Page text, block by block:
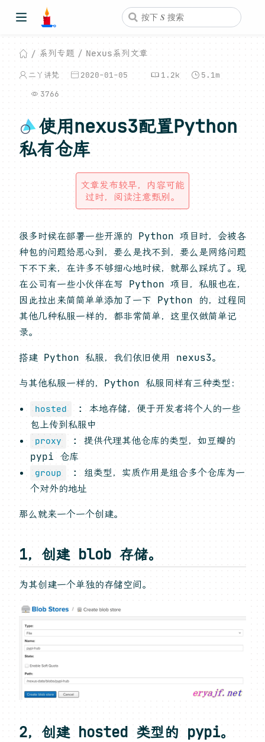
系列专题 Nexus系列文章
二丫讲梵 2020-01-05 1.2k 5.1m
3766
使用nexus3配置Python
私有仓库
文章发布较早，内容可能
过时，阅读注意甄别。
很多时候在部署一些开源的 Python 项目时，会被各
种包的问题给恶心到，要么是找不到，要么是网络问题
下不下来，在许多不够细心地时候，就那么踩坑了。现
在公司有一些小伙伴在写 Python 项目，私服也在，
因此拉出来简简单单添加了一下 Python 的，过程同
其他几种私服一样的，都非常简单，这里仅做简单记
录。
搭建 Python 私服，我们依旧使用 nexus3。
与其他私服一样的，Python 私服同样有三种类型：
hosted
: 本地存储，便于开发者将个人的一些
包上传到私服中
proxy
: 提供代理其他仓库的类型，如豆瓣的
pypi 仓库
group
: 组类型，实质作用是组合多个仓库为一
个对外的地址
那么就来一个一个创建。
1，创建 blob 存储。
为其创建一个单独的存储空间。
2，创建 hosted 类型的 pypi。